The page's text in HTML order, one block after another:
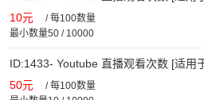
10元 /每100数量
最小数量50 / 10000
ID:1433- Youtube 直播观看次数 [适用
50元 /每100数量